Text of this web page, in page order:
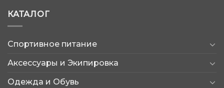
КАТАЛОГ
Спортивное питание
Аксессуары и Экипировка
Одежда и Обувь